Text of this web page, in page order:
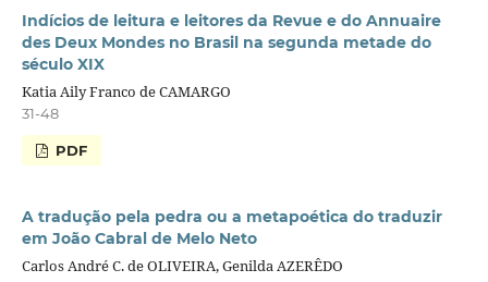
Indícios de leitura e leitores da Revue e do Annuaire
des Deux Mondes no Brasil na segunda metade do
século XIX
Katia Aily Franco de CAMARGO
31-48
PDF
A tradução pela pedra ou a metapoética do traduzir
em João Cabral de Melo Neto
Carlos André C. de OLIVEIRA, Genilda AZERÊDO